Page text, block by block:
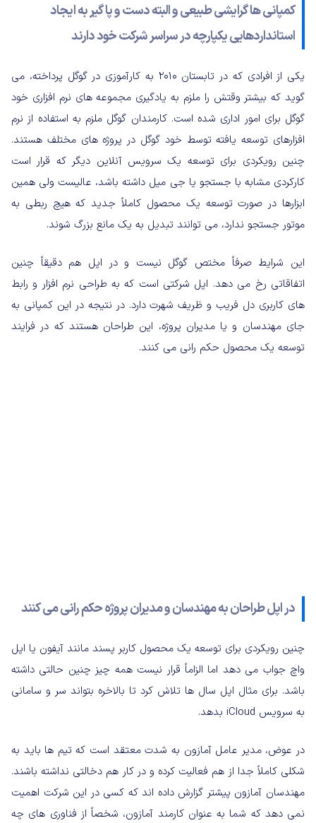
کمپانی ها گرایشی طبیعی و البته دست و پا گیر به ایجاد
استانداردهایی یکپارچه در سراسر شرکت خود دارند
یکی از افرادی که در تابستان ۲۰۱۰ به کارآموزی در گوگل پرداخته، می
گوید که بیشتر وقتش را ملزم به یادگیری مجموعه های نرم افزاری خود
گوگل برای امور اداری شده است. کارمندان گوگل ملزم به استفاده از نرم
افزارهای توسعه یافته توسط خود گوگل در پروژه های مختلف هستند.
چنین رویکردی برای توسعه یک سرویس آنلاین دیگر که قرار است
کارکردی مشابه با جستجو یا جی میل داشته باشد، عالیست ولی همین
ابزارها در صورت توسعه یک محصول کاملاً‌ جدید که هیچ ربطی به
موتور جستجو ندارد، می توانند تبدیل به یک مانع بزرگ شوند.
این شرایط صرفاً مختص گوگل نیست و در اپل هم دقیقاً چنین
اتفاقاتی رخ می دهد. اپل شرکتی است که به طراحی نرم افزار و رابط
های کاربری دل فریب و ظریف شهرت دارد. در نتیجه در این کمپانی به
جای مهندسان و یا مدیران پروژه، این طراحان هستند که در فرایند
توسعه یک محصول حکم رانی می کنند.
در اپل طراحان به مهندسان و مدیران پروژه حکم رانی می کنند
چنین رویکردی برای توسعه یک محصول کاربر پسند مانند آیفون یا اپل
واچ جواب می دهد اما الزاماً قرار نیست همه چیز چنین حالتی داشته
باشد. برای مثال اپل سال ها تلاش کرد تا بالاخره بتواند سر و سامانی
به سرویس iCloud بدهد.
در عوض، مدیر عامل آمازون به شدت معتقد است که تیم ها باید به
شکلی کاملاً جدا از هم فعالیت کرده و در کار هم دخالتی نداشته باشند.
مهندسان آمازون پیشتر گزارش داده اند که کسی در این شرکت اهمیت
نمی دهد که شما به عنوان کارمند آمازون، شخصاً از فناوری های چه